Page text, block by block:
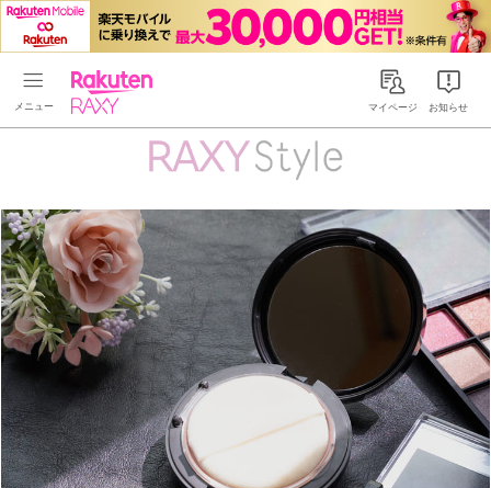
Rakuten RAXYマイページ お知らせ